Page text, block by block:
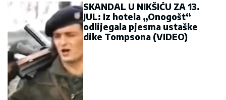
SKANDAL U NIKŠIĆU ZA 13.
JUL: Iz hotela „Onogošt“
odlijegala pjesma ustaške
dike Tompsona (VIDEO)